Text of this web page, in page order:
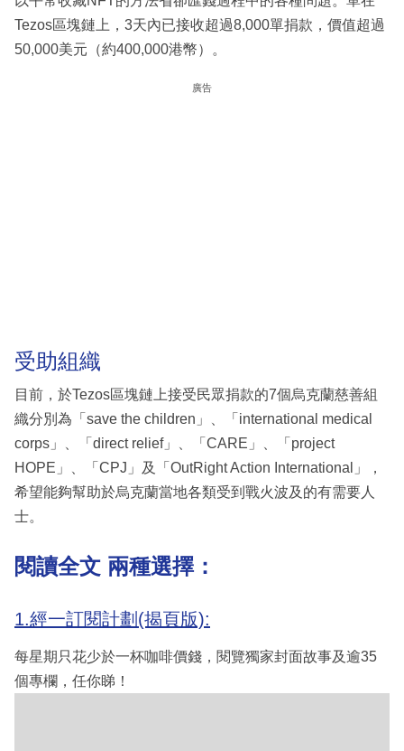
Tezos區塊鏈上，3天內已接收超過8,000單捐款，價值超過
50,000美元（約400,000港幣）。
廣告
受助組織
目前，於Tezos區塊鏈上接受民眾捐款的7個烏克蘭慈善組
織分別為「save the children」、「international medical
corps」、「direct relief」、「CARE」、「project
HOPE」、「CPJ」及「OutRight Action International」，
希望能夠幫助於烏克蘭當地各類受到戰火波及的有需要人
士。
閱讀全文 兩種選擇：
1.經一訂閱計劃(揭頁版):
每星期只花少於一杯咖啡價錢，閱覽獨家封面故事及逾35
個專欄，任你睇！